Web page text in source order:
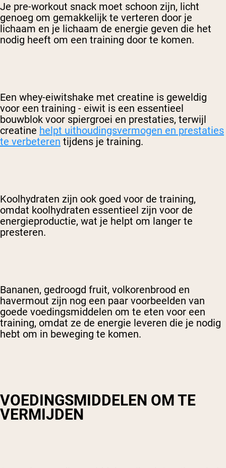
Je pre-workout snack moet schoon zijn, licht
genoeg om gemakkelijk te verteren door je
lichaam en je lichaam de energie geven die het
nodig heeft om een training door te komen.
Een whey-eiwitshake met creatine is geweldig
voor een training - eiwit is een essentieel
bouwblok voor spiergroei en prestaties, terwijl
creatine helpt uithoudingsvermogen en prestaties
te verbeteren tijdens je training.
Koolhydraten zijn ook goed voor de training,
omdat koolhydraten essentieel zijn voor de
energieproductie, wat je helpt om langer te
presteren.
Bananen, gedroogd fruit, volkorenbrood en
havermout zijn nog een paar voorbeelden van
goede voedingsmiddelen om te eten voor een
training, omdat ze de energie leveren die je nodig
hebt om in beweging te komen.
VOEDINGSMIDDELEN OM TE
VERMIJDEN